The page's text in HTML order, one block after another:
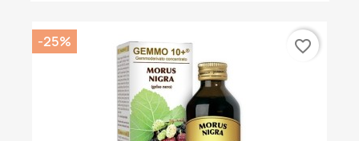
-25% favorite_border